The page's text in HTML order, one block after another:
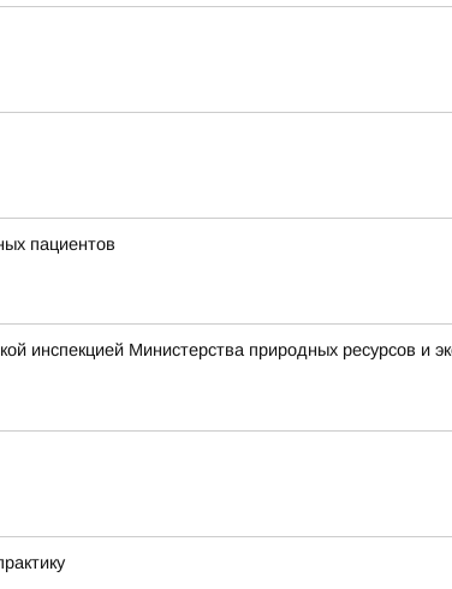
пациентов
инспекцией Министерства природных ресурсов и